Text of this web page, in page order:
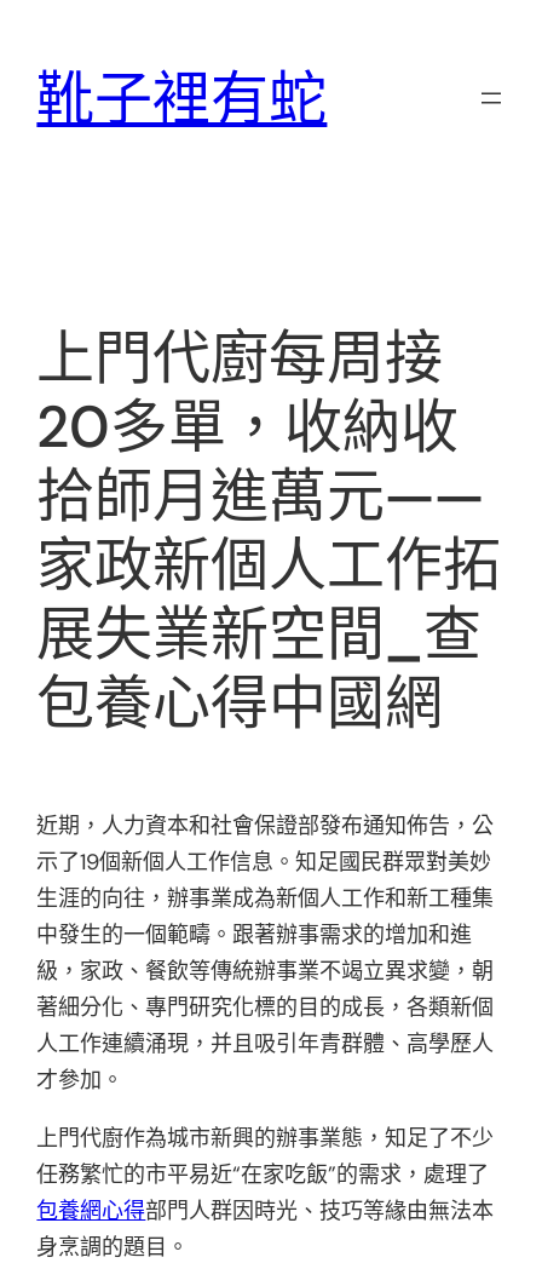
靴子裡有蛇
上門代廚每周接
20多單，收納收
拾師月進萬元——
家政新個人工作拓
展失業新空間_查
包養心得中國網
近期，人力資本和社會保證部發布通知佈告，公
示了19個新個人工作信息。知足國民群眾對美妙
生涯的向往，辦事業成為新個人工作和新工種集
中發生的一個範疇。跟著辦事需求的增加和進
級，家政、餐飲等傳統辦事業不竭立異求變，朝
著細分化、專門研究化標的目的成長，各類新個
人工作連續涌現，并且吸引年青群體、高學歷人
才參加。
上門代廚‌作為城市新興的辦事業態，知足了不少
任務繁忙的市平易近“在家吃飯”的需求，處理了
包養網心得部門人群因時光、‌技巧等緣由無法本
身烹調的題目。